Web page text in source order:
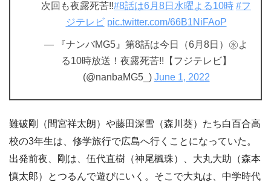
次回も夜露死苦‼#8話は6月8日水曜よる10時 #フ
ジテレビ pic.twitter.com/66B1NiFAoP
— 『ナンバMG5』第8話は今日（6月8日）㊌よ
る10時放送！夜露死苦!!【フジテレビ】
(@nanbaMG5_) June 1, 2022
難破剛（間宮祥太朗）や藤田深雪（森川葵）たち白百合高
校の3年生は、修学旅行で広島へ行くことになっていた。
出発前夜、剛は、伍代直樹（神尾楓珠）、大丸大助（森本
慎太郎）とつるんで遊びにいく。そこで大丸は、中学時代